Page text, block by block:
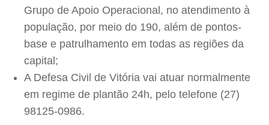
Grupo de Apoio Operacional, no atendimento à
população, por meio do 190, além de pontos-
base e patrulhamento em todas as regiões da
capital;
A Defesa Civil de Vitória vai atuar normalmente
em regime de plantão 24h, pelo telefone (27)
98125-0986.